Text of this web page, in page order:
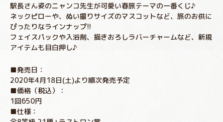
駅長さん姿のニャンコ先生が可愛い春旅テーマの一番くじ♪
ネックピローや、ぬい撮りサイズのマスコットなど、旅のお供に
ぴったりなラインナップ!!
フェイスパックや入浴剤、描きおろしラバーチャームなど、新規
アイテムも目白押し♪
■発売日：
2020年4月18日(土)より順次発売予定
■価格（税込）：
1回650円
■仕様：